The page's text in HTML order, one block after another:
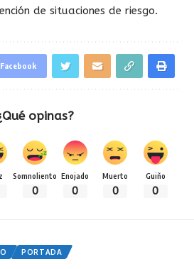
de situaciones de riesgo.
Facebook
opinas?
Somnoliento
0
Enojado
0
Muerto
0
Guiño
0
PORTADA